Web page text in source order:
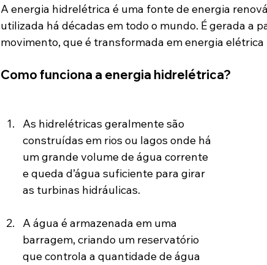
A energia hidrelétrica é uma fonte de energia
utilizada há décadas em todo o mundo. É gerada a
movimento, que é transformada em energia
Como funciona a energia hidrelétrica?
As hidrelétricas geralmente são
construídas em rios ou lagos onde há
um grande volume de água corrente
e queda d’água suficiente para girar
as turbinas hidráulicas.
A água é armazenada em uma
barragem, criando um reservatório
que controla a quantidade de água